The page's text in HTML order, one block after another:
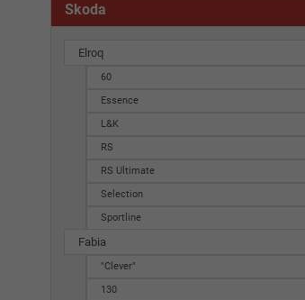
Skoda
Elroq
60
Essence
L&K
RS
RS Ultimate
Selection
Sportline
Fabia
"Clever"
130